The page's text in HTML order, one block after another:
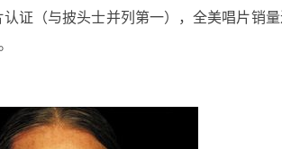
证（与披头士并列第一），全美唱片销